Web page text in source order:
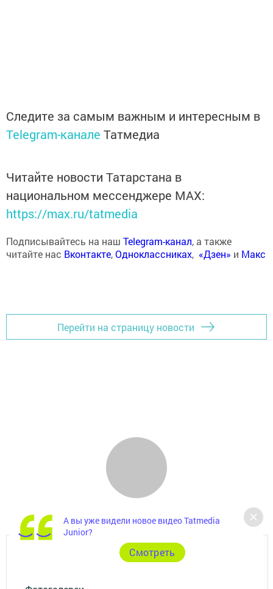
Следите за самым важным и интересным в
Telegram-канале Татмедиа
Читайте новости Татарстана в
национальном мессенджере MАХ:
https://max.ru/tatmedia
Подписывайтесь на наш Telegram-канал, а также
читайте нас Вконтакте,Одноклассниках, «Дзен» и Макс
Перейти на страницу новости
А вы уже видели новое видео Tatmedia
Junior?
Cмотреть